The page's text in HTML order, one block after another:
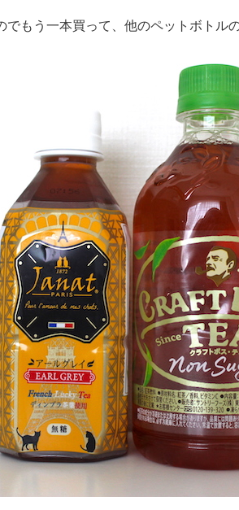
もう一本買って、他のペットボトル